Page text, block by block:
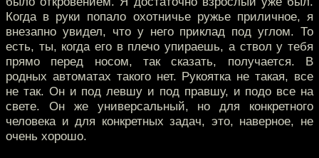
Когда в руки попало охотничье ружье приличное, я
внезапно увидел, что у него приклад под углом. То
есть, ты, когда его в плечо упираешь, а ствол у тебя
прямо перед носом, так сказать, получается. В
родных автоматах такого нет. Рукоятка не такая, все
не так. Он и под левшу и под правшу, и подо все на
свете. Он же универсальный, но для конкретного
человека и для конкретных задач, это, наверное, не
очень хорошо.